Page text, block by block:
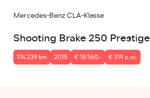
Mercedes-Benz CLA-Klasse
Shooting Brake 250 Prestige
174.239 km 2015 € 18.560,- € 319 p.m.